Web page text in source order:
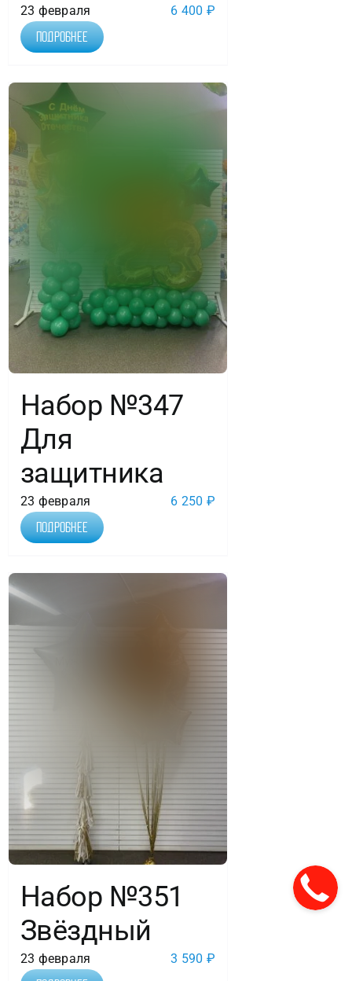
23 февраля 6 400 ₽
Подробнее
Набор №347
Для
защитника
23 февраля 6 250 ₽
Подробнее
Набор №351
Звёздный
23 февраля 3 590 ₽